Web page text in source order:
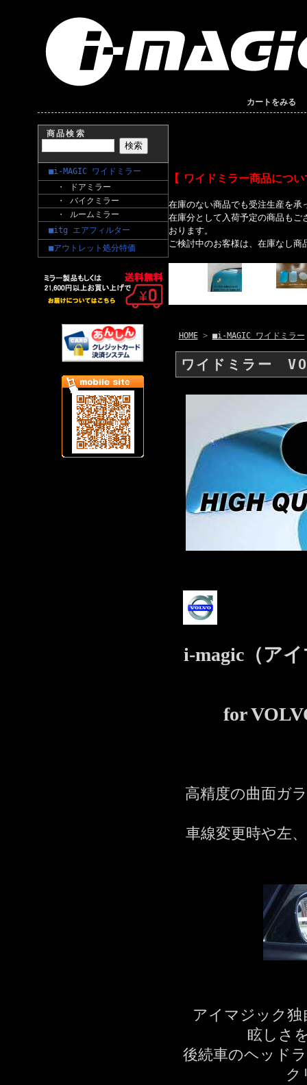
カートをみる
商品検索
■i-MAGIC ワイドミラー
・ ドアミラー
・ バイクミラー
・ ルームミラー
■itg エアフィルター
■アウトレット処分特価
【 ワイドミラー商品につ
在庫のない商品でも受注生産を承
在庫分として入荷予定の商品もご
おります。
ご検討中のお客様は、在庫なし
HOME> ■i-MAGIC ワイドミラー
ワイドミラー
i-magic（ア
for
高精度の曲面ガ
車線変更時や左
アイマジック
眩しさ
後続車のヘッド
ク